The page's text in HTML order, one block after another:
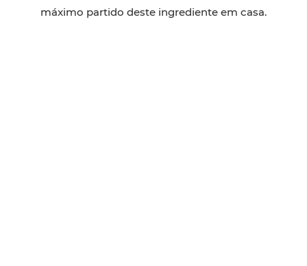
máximo partido deste ingrediente em casa.